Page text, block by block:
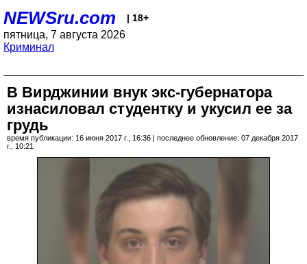
NEWSru.com | 18+
пятница, 7 августа 2026
Криминал
В Вирджинии внук экс-губернатора
изнасиловал студентку и укусил ее за
грудь
время публикации: 16 июня 2017 г., 16:36 | последнее обновление: 07 декабря 2017
г., 10:21